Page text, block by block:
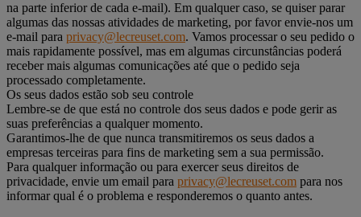
na parte inferior de cada e-mail). Em qualquer caso, se quiser parar
algumas das nossas atividades de marketing, por favor envie-nos um
e-mail para privacy@lecreuset.com. Vamos processar o seu pedido o
mais rapidamente possível, mas em algumas circunstâncias poderá
receber mais algumas comunicações até que o pedido seja
processado completamente.
Os seus dados estão sob seu controle
Lembre-se de que está no controle dos seus dados e pode gerir as
suas preferências a qualquer momento.
Garantimos-lhe de que nunca transmitiremos os seus dados a
empresas terceiras para fins de marketing sem a sua permissão.
Para qualquer informação ou para exercer seus direitos de
privacidade, envie um email para privacy@lecreuset.com para nos
informar qual é o problema e responderemos o quanto antes.